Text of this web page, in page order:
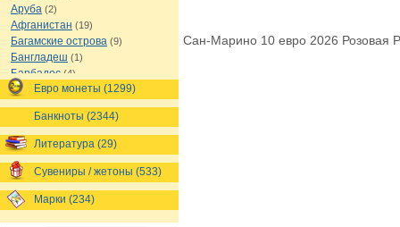
Аруба (2)
Афганистан (19)
Багамские острова (9)
Бангладеш (1)
Барбадос (4)
Бахрейн(1)
Беларусь(18)
Белиз(16)
Бельгия(69)
Бельгийское Конго(4)
Бенин(4)
Бермуды(1)
Болгария(43)
Евро монеты (1299)
Банкноты (2344)
Литература (29)
Сувениры / жетоны (533)
Марки (234)
Сан-Марино 10 евро 2026 Розовая